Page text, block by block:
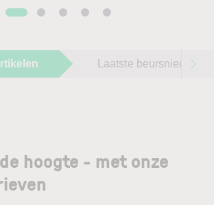
Laatste beursnieuws
hoogte - met onze